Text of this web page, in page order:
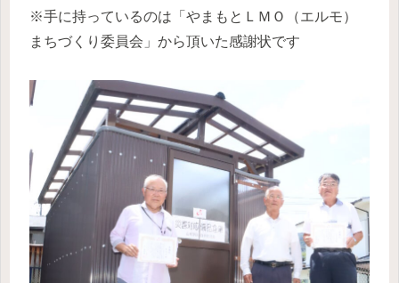
※手に持っているのは「やまもとＬＭＯ（エルモ）
まちづくり委員会」から頂いた感謝状です